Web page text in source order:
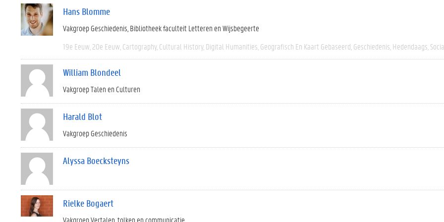
Hans Blomme
Vakgroep Geschiedenis Bibliotheek faculteit Letteren en Wijsbegeerte
19e Eeuw 20e Eeuw Cartography Cultural History Digital Humanities Geografisch En Kaart Gebaseerd Geschiedenis Hedendaags
William Blondeel
Vakgroep Talen en Culturen
Harald Blot
Vakgroep Geschiedenis
Alyssa Boecksteyns
Rielke Bogaert
Vakgroep Vertalen, tolken en communicatie